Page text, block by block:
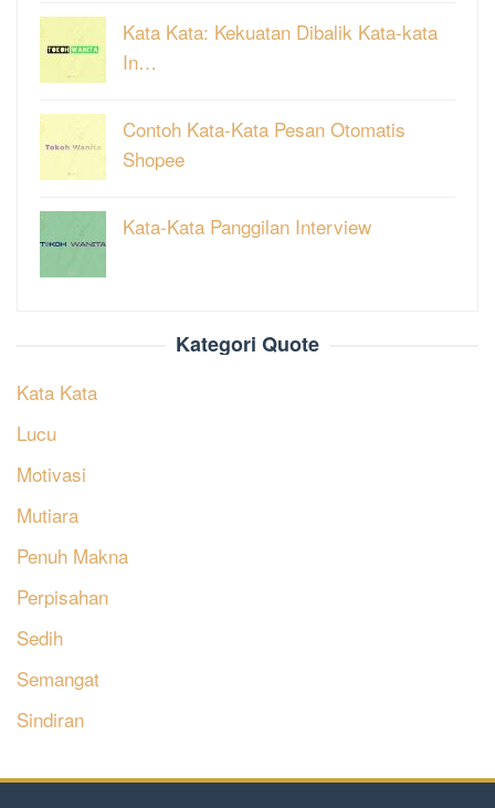
Kata Kata: Kekuatan Dibalik Kata-kata
In…
Contoh Kata-Kata Pesan Otomatis
Shopee
Kata-Kata Panggilan Interview
Kategori Quote
Kata Kata
Lucu
Motivasi
Mutiara
Penuh Makna
Perpisahan
Sedih
Semangat
Sindiran